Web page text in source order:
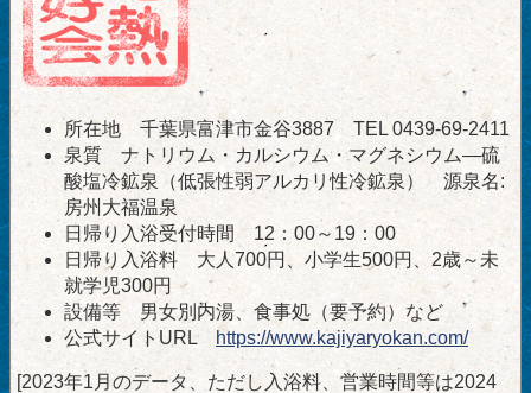
所在地 千葉県富津市金谷3887 TEL 0439-69-2411
泉質 ナトリウム・カルシウム・マグネシウム―硫
酸塩冷鉱泉（低張性弱アルカリ性冷鉱泉） 源泉名:
房州大福温泉
日帰り入浴受付時間 12：00～19：00
日帰り入浴料 大人700円、小学生500円、2歳～未
就学児300円
設備等 男女別内湯、食事処（要予約）など
公式サイトURL
https://www.kajiyaryokan.com/
[2023年1月のデータ、ただし入浴料、営業時間等は2024